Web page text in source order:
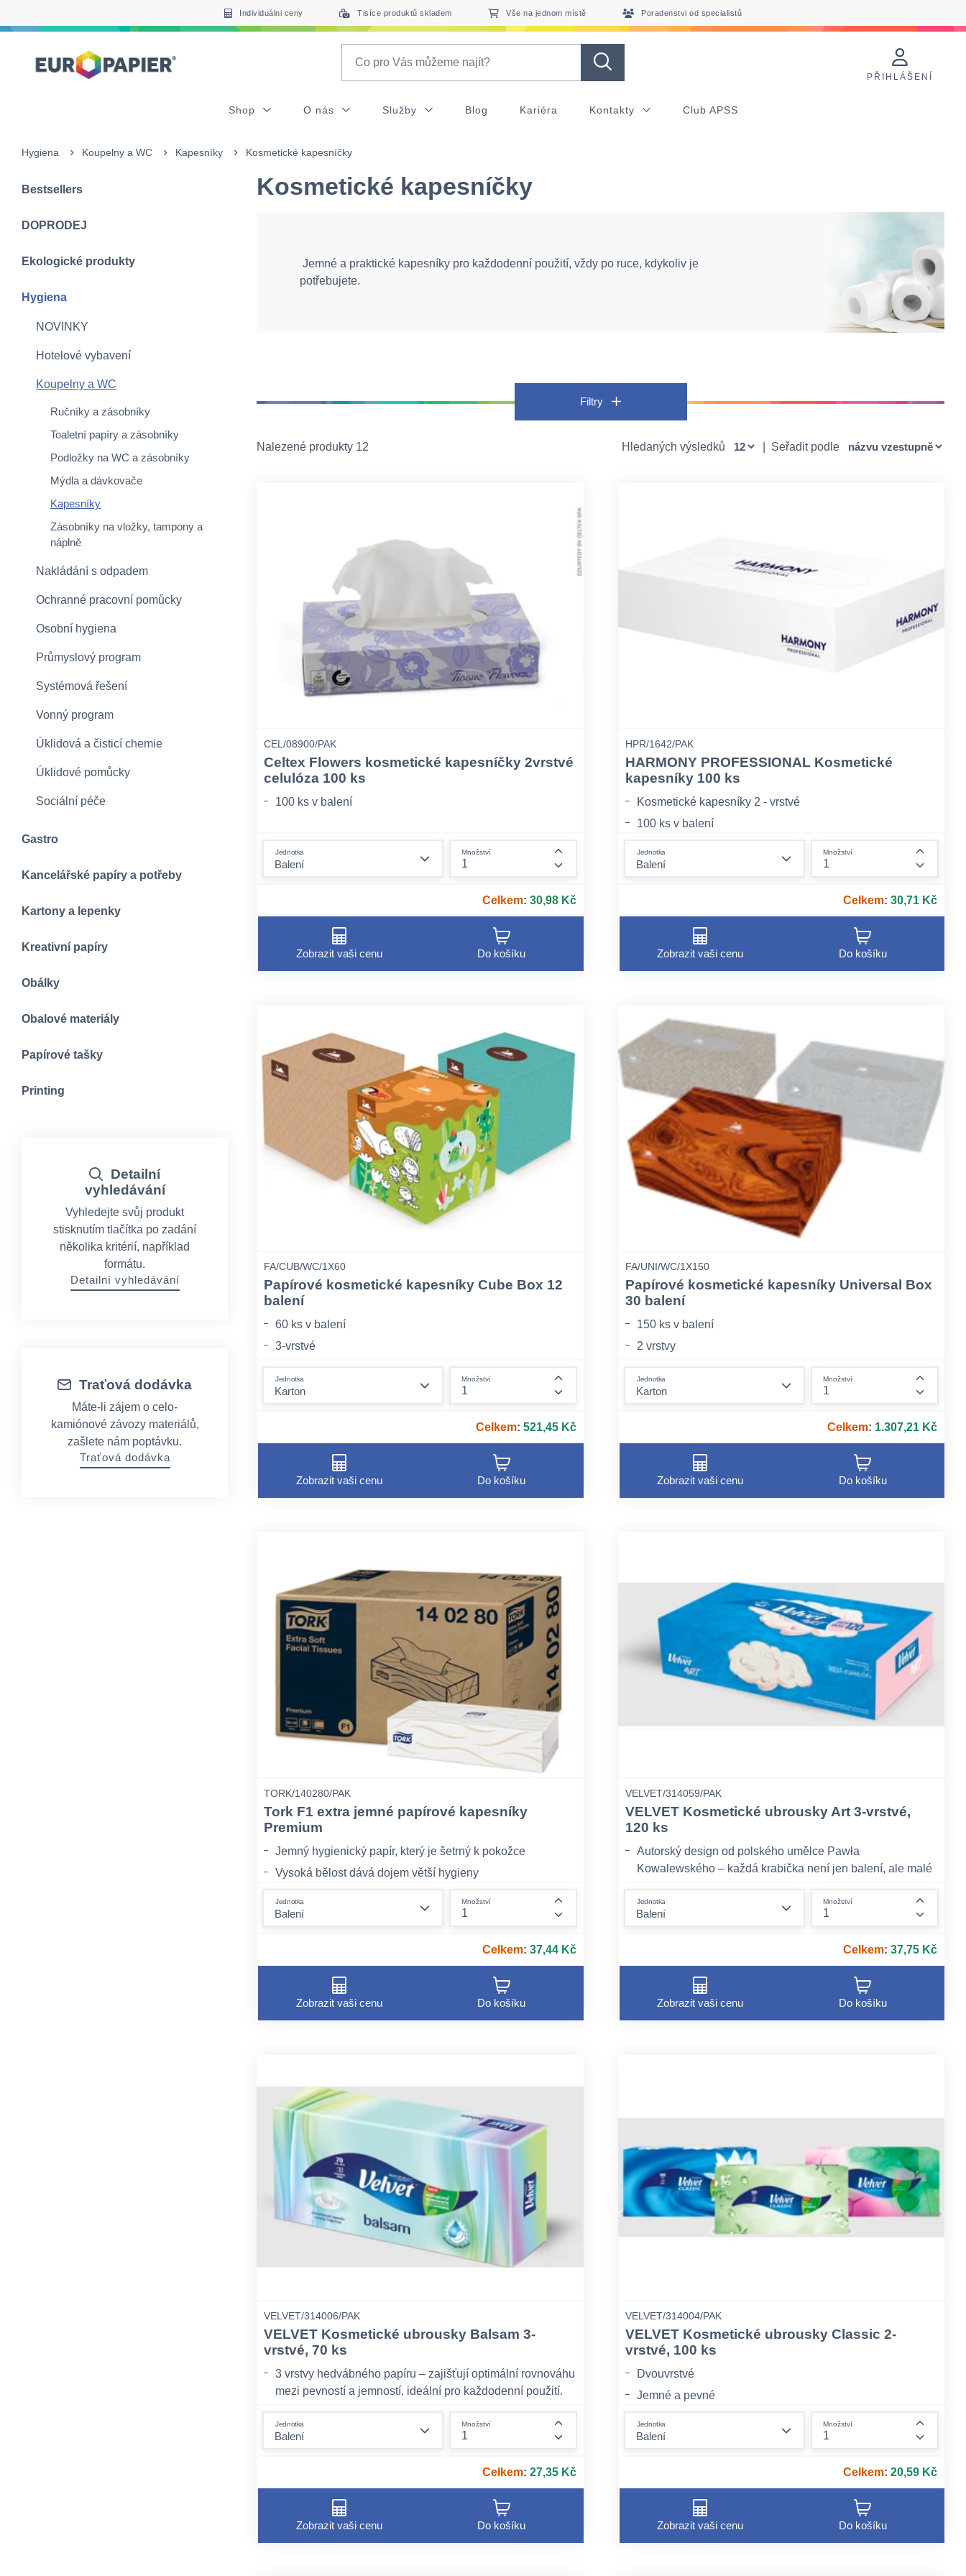
Individuálni ceny Tisíce produktů skladem Vše na jednom místě Poradenstvi od specialistů
PŘIHLÁŠENÍ
Shop O nás Služby Blog Kariéra Kontakty Club APSS
Hygiena Koupelny a WC Kapesníky Kosmetické kapesníčky
Bestsellers
DOPRODEJ
Ekologické produkty
Hygiena
NOVINKY
Hotelové vybavení
Koupelny a WC
Ručníky a zásobníky
Toaletní papíry a zásobníky
Podložky na WC a zásobníky
Mýdla a dávkovače
Kapesníky
Zásobníky na vložky, tampony a
náplně
Nakládání s odpadem
Ochranné pracovní pomůcky
Osobní hygiena
Průmyslový program
Systémová řešení
Vonný program
Úklidová a čisticí chemie
Úklidové pomůcky
Sociální péče
Gastro
Kancelářské papíry a potřeby
Kartony a lepenky
Kreativní papíry
Obálky
Obalové materiály
Papírové tašky
Printing
Detailní
vyhledávání
Vyhledejte svůj produkt
stisknutím tlačítka po zadání
několika kritérií, například
formátu.
Detailní vyhledávání
Traťová dodávka
Máte-li zájem o celo-
kamiónové závozy materiálů,
zašlete nám poptávku.
Traťová dodávka
Kosmetické kapesníčky
Jemné a praktické kapesníky pro každodenní použití, vždy po ruce, kdykoliv je
potřebujete.
Filtry
Nalezené produkty 12 Hledaných výsledků Seřadit podle
CEL/08900/PAK
Celtex Flowers kosmetické kapesníčky 2vrstvé
celulóza 100 ks
100 ks v balení
Jednotka Množství
form.increase-amount
Celkem: 30,98 Kč
Zobrazit vaši cenu Do košíku
HPR/1642/PAK
HARMONY PROFESSIONAL Kosmetické
kapesníky 100 ks
Kosmetické kapesníky 2 - vrstvé
100 ks v balení
Jednotka Množství
Celkem: 30,71 Kč
Zobrazit vaši cenu Do košíku
FA/CUB/WC/1X60
Papírové kosmetické kapesníky Cube Box 12
balení
60 ks v balení
3-vrstvé
Jednotka Množství
form.increase-amount
Celkem: 521,45 Kč
Zobrazit vaši cenu Do košíku
FA/UNI/WC/1X150
Papírové kosmetické kapesníky Universal Box
30 balení
150 ks v balení
2 vrstvy
Jednotka Množství
Celkem: 1.307,21 Kč
Zobrazit vaši cenu Do košíku
TORK/140280/PAK
Tork F1 extra jemné papírové kapesníky
Premium
Jemný hygienický papír, který je šetrný k pokožce
Vysoká bělost dává dojem větší hygieny
Jednotka Množství
form.increase-amount
Celkem: 37,44 Kč
Zobrazit vaši cenu Do košíku
VELVET/314059/PAK
VELVET Kosmetické ubrousky Art 3-vrstvé,
120 ks
Autorský design od polského umělce Pawła
Kowalewského – každá krabička není jen balení, ale malé
120 třívrstvých ubrousků v jednom balení – dostatek
Kvalitní tři vrstvy papíru – kombinuje savost, jemnost a
pevnost pro příjemné použití.
Jednotka Množství
Celkem: 37,75 Kč
Zobrazit vaši cenu Do košíku
VELVET/314006/PAK
VELVET Kosmetické ubrousky Balsam 3-
vrstvé, 70 ks
3 vrstvy hedvábného papíru – zajišťují optimální rovnováhu
mezi pevností a jemností, ideální pro každodenní použití.
krémovou vůni, která přispívá k pocitu svěžesti a pohody.
Jednotka Množství
form.increase-amount
Celkem: 27,35 Kč
Zobrazit vaši cenu Do košíku
VELVET/314004/PAK
VELVET Kosmetické ubrousky Classic 2-
vrstvé, 100 ks
Dvouvrstvé
Jemné a pevné
Jednotka Množství
Celkem: 20,59 Kč
Zobrazit vaši cenu Do košíku